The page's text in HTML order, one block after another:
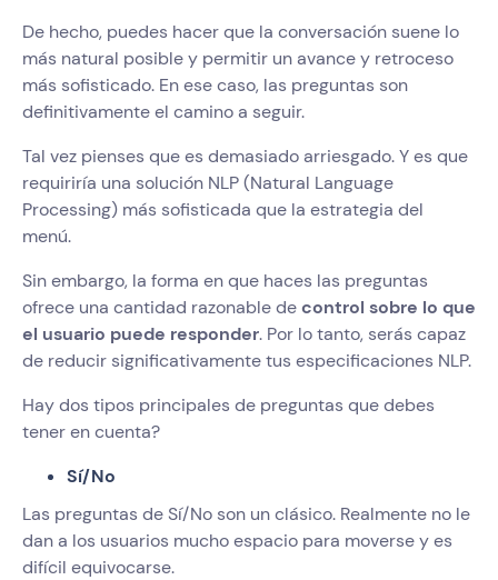
De hecho, puedes hacer que la conversación suene lo
más natural posible y permitir un avance y retroceso
más sofisticado. En ese caso, las preguntas son
definitivamente el camino a seguir.
Tal vez pienses que es demasiado arriesgado. Y es que
requiriría una solución NLP (Natural Language
Processing) más sofisticada que la estrategia del
menú.
Sin embargo, la forma en que haces las preguntas
ofrece una cantidad razonable decontrol sobre lo que
el usuario puede responder. Por lo tanto, serás capaz
de reducir significativamente tus especificaciones NLP.
Hay dos tipos principales de preguntas que debes
tener en cuenta?
Sí/No
Las preguntas de Sí/No son un clásico. Realmente no le
dan a los usuarios mucho espacio para moverse y es
difícil equivocarse.